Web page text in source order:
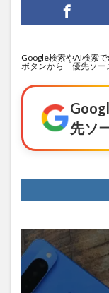
Google検索やAI検索
ボタンから「優先ソー
先ソ